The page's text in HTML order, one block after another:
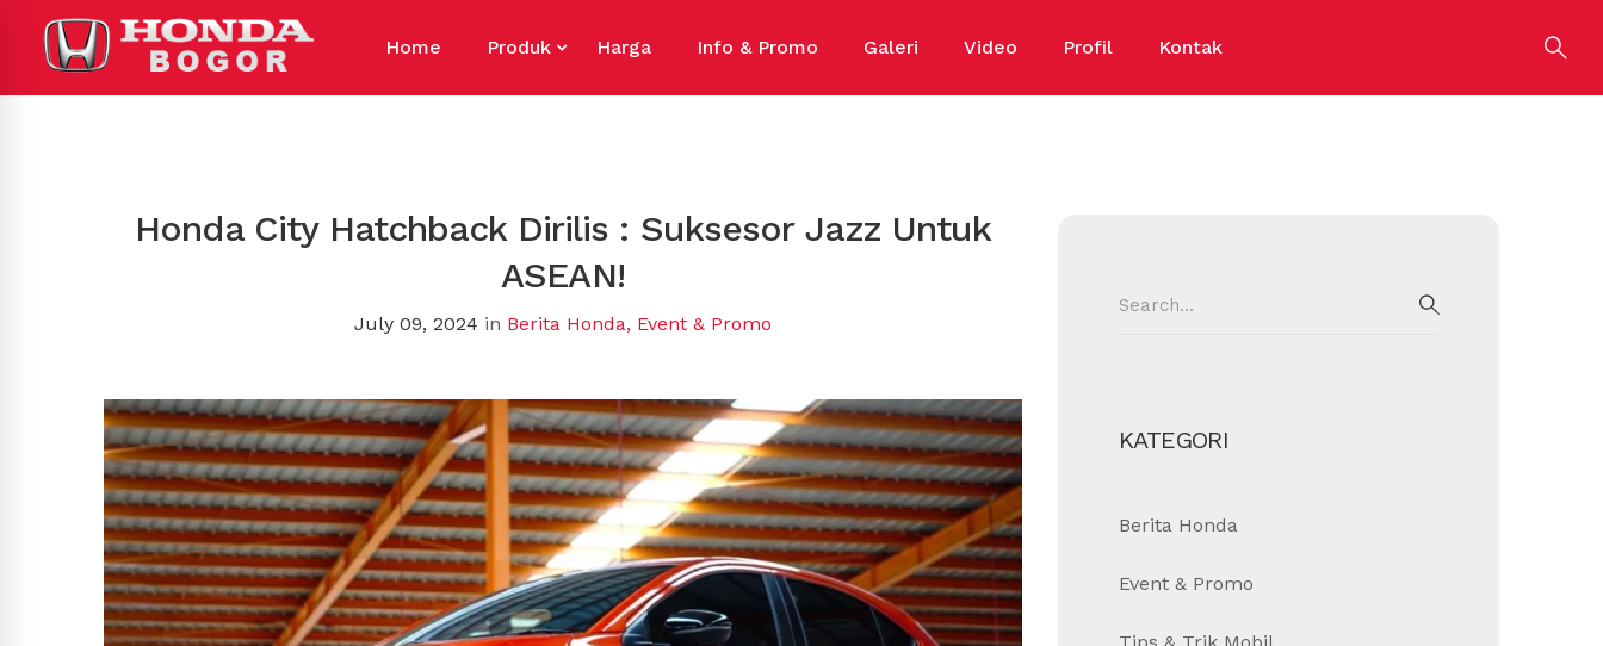
Home Produk Harga Info & Promo Galeri Video Profil Kontak
Honda City Hatchback Dirilis : Suksesor Jazz Untuk
ASEAN!
July 09, 2024 in Berita Honda, Event & Promo
for:
KATEGORI
Berita Honda
Event & Promo